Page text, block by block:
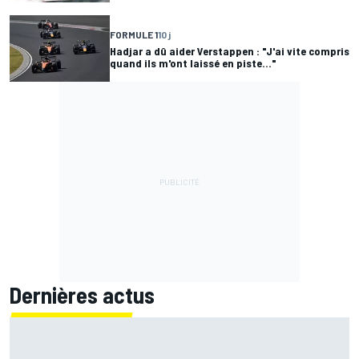
FORMULE 110 j
Hadjar a dû aider Verstappen : "J'ai vite compris
quand ils m'ont laissé en piste..."
Dernières actus